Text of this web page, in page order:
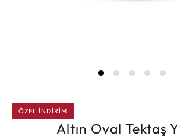
ÖZEL İNDİRİM
Altın Oval Tektaş